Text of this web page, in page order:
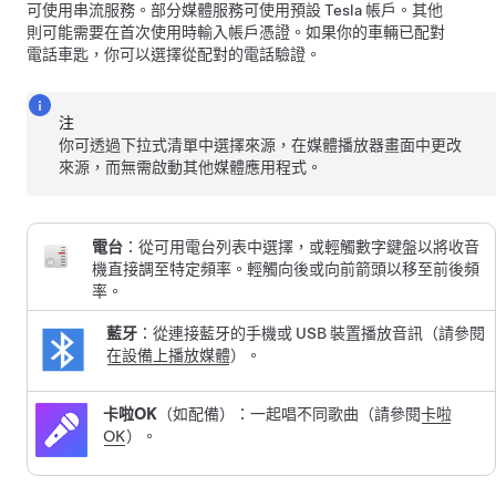
可使用串流服務。部分媒體服務可使用預設 Tesla 帳戶。 其他
則可能需要在首次使用時輸入帳戶憑證。如果你的車輛已配對
電話車匙，你可以選擇從配對的電話驗證 。
注
你可透過下拉式清單中選擇來源，在媒體播放器畫面中更改
來源，而無需啟動其他媒體應用程式。
電台 ：從可用電台列表中選擇，或輕觸數字鍵盤以將收音
機直接調至特定頻率。輕觸向後或向前箭頭以移至前後頻
率。
藍牙：從連接藍牙的手機或 USB 裝置播放音訊（請參閱
在設備上播放媒體）。
卡啦OK（如配備）：一起唱不同歌曲（請參閱卡啦
OK）。